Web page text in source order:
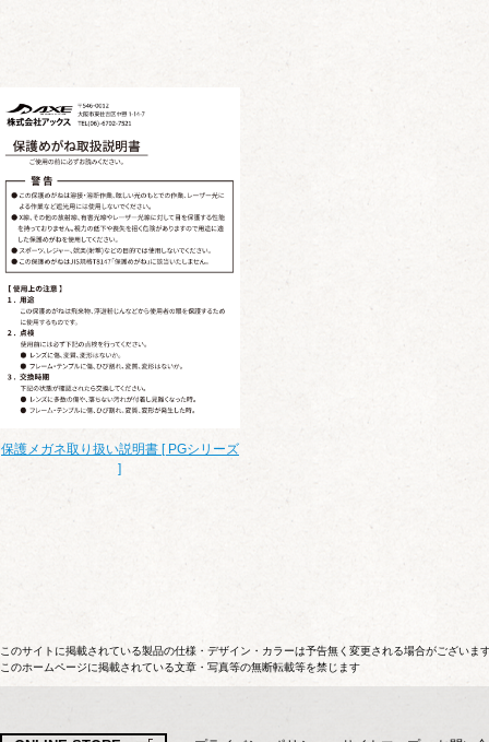
保護メガネ取り扱い説明書 [ PGシリーズ
]
このサイトに掲載されている製品の仕様・デザイン・カラーは予告無く変更される場合がござい
このホームページに掲載されている文章・写真等の無断転載等を禁じます